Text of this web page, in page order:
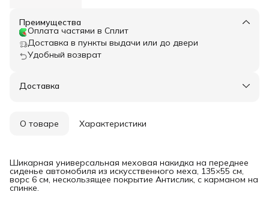
Преимущества
Оплата частями в Сплит
Доставка в пункты выдачи или до двери
Удобный возврат
Доставка
О товаре Характеристики
Шикарная универсальная меховая накидка на переднее
сиденье автомобиля из искусственного меха, 135×55 см,
ворс 6 см, нескользящее покрытие Антислик, с карманом на
спинке.